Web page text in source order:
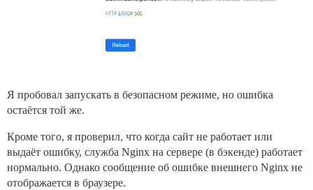
Я пробовал запускать в безопасном режиме, но ошибка
остаётся той же.
Кроме того, я проверил, что когда сайт не работает или
выдаёт ошибку, служба Nginx на сервере (в бэкенде) работает
нормально. Однако сообщение об ошибке внешнего Nginx не
отображается в браузере.